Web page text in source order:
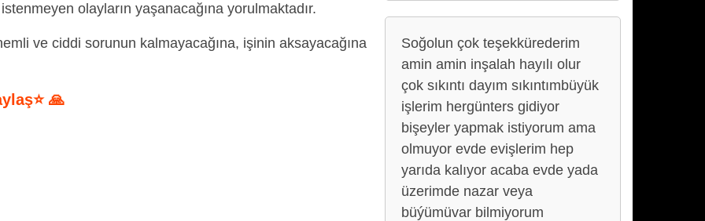
olayların yaşanacağına yorulmaktadır.
ve ciddi sorunun kalmayacağına, işinin aksayacağına
🙏
Soğolun çok teşekkürederim
amin amin inşalah hayılı olur
çok sıkıntı dayım sıkıntımbüyük
işlerim hergünters gidiyor
bişeyler yapmak istiyorum ama
olmuyor evde evişlerim hep
yarıda kalıyor acaba evde yada
üzerimde nazar veya
büýümüvar bilmiyorum